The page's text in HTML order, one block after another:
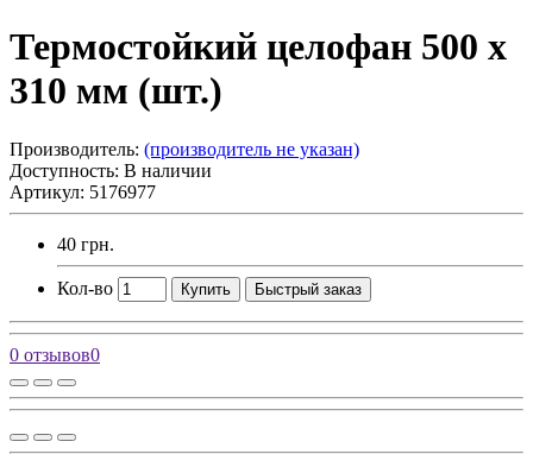
Термостойкий целофан 500 х
310 мм (шт.)
Производитель: (производитель не указан)
Доступность: В наличии
Артикул: 5176977
40 грн.
Кол-во Купить Быстрый заказ
0 отзывов0